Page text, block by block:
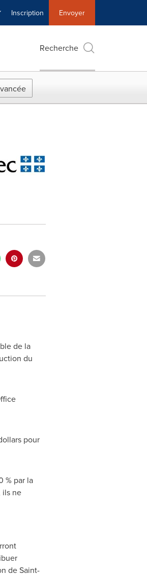
Inscription Envoyer
Recherche
de la
du
pour
% par la
ils ne
deSaint-